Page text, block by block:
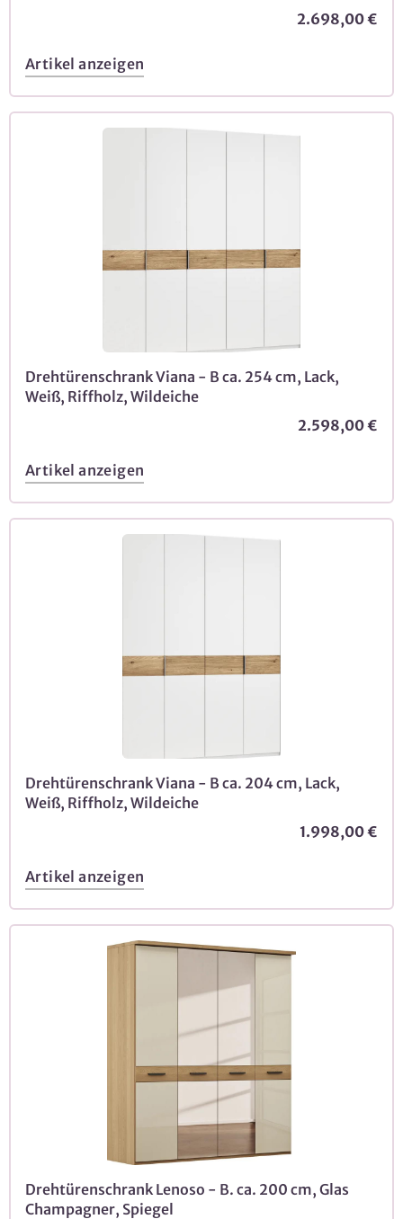
2.698,00 €
Artikel anzeigen
Drehtürenschrank Viana - B ca. 254 cm, Lack,
Weiß, Riffholz, Wildeiche
2.598,00 €
Artikel anzeigen
Drehtürenschrank Viana - B ca. 204 cm, Lack,
Weiß, Riffholz, Wildeiche
1.998,00 €
Artikel anzeigen
Drehtürenschrank Lenoso - B. ca. 200 cm, Glas
Champagner, Spiegel